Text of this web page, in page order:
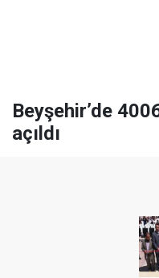
Beyşehir’de
açıldı